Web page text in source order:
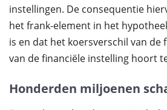
instellingen. De consequentie
het frank-element in het
is en dat het koersverschil van de
van de financiële instelling hoort
Honderden miljoenen